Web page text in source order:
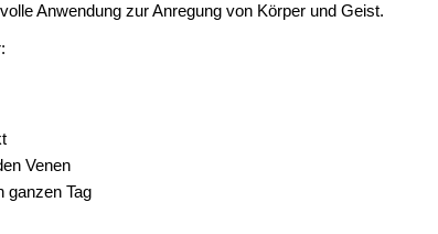
Anwendung zur Anregung von Körper und Geist.
Venen
ganzen Tag